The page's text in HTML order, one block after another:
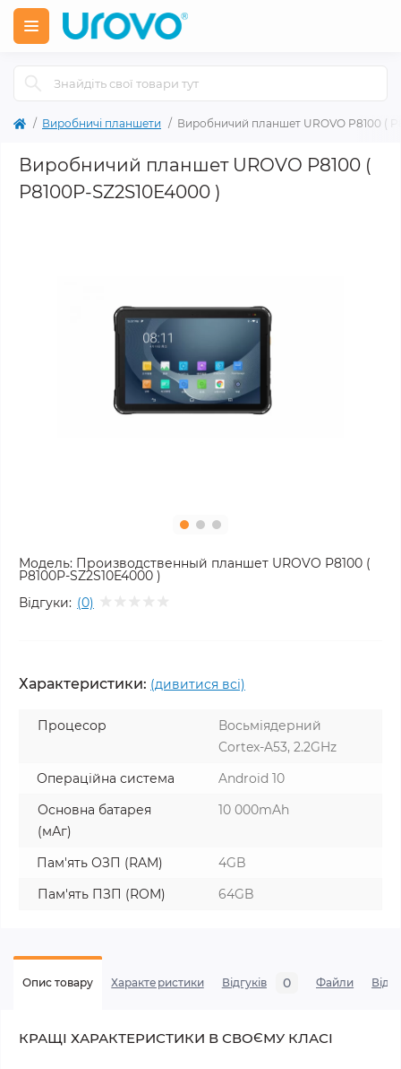
Виробничі планшети Виробничий планшет UROVO P8100 (
Виробничий планшет UROVO P8100 (
P8100P-SZ2S10E4000 )
Модель: Производственный планшет UROVO P8100 (
P8100P-SZ2S10E4000 )
Відгуки: (0)
Характеристики: (дивитися всі)
Процесор
Восьміядерний
Cortex-A53, 2.2GHz
Операційна система
Android 10
Основна батарея
(мАг)
10 000mAh
Пам'ять ОЗП (RAM)
4GB
Пам'ять ПЗП (ROM)
64GB
Опис товару Характеристики Відгуків 0 Файли
КРАЩІ ХАРАКТЕРИСТИКИ В СВОЄМУ КЛАСІ